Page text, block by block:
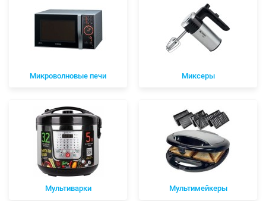
Микроволновые печи Миксеры
Мультиварки Мультимейкеры